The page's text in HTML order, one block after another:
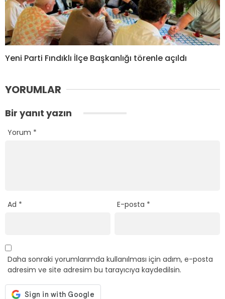
Yeni Parti Fındıklı İlçe Başkanlığı törenle açıldı
YORUMLAR
Bir yanıt yazın
Yorum *
Ad * E-posta *
Daha sonraki yorumlarımda kullanılması için adım, e-posta
adresim ve site adresim bu tarayıcıya kaydedilsin.